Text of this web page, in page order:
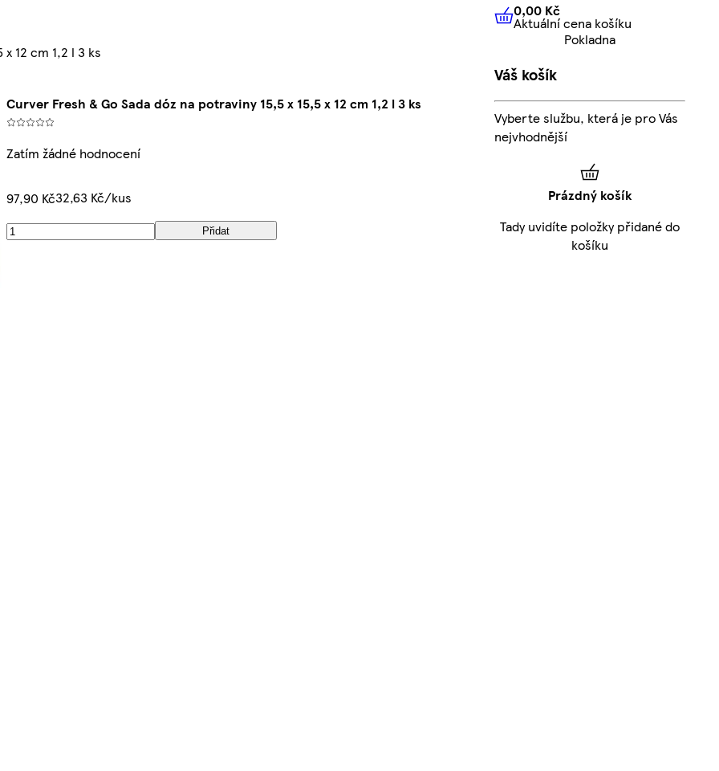
12 cm 1,2 l 3 ks
Curver Fresh & Go Sada dóz na potraviny 15,5 x 15,5 x 12 cm 1,2 l 3 ks
Zatím žádné hodnocení
97,90 Kč32,63 Kč/kus
Přidat
0,00 KčAktuální cena košíku
0,00 Kč
Aktuální cena košíku
Pokladna
Váš košík
Vyberte službu, která je pro Vás
nejvhodnější
Prázdný košík
Tady uvidíte položky přidané do
košíku